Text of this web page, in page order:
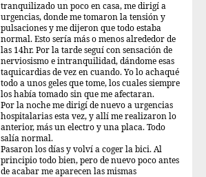
tranquilizado un poco en casa, me dirigí a
urgencias, donde me tomaron la tensión y
pulsaciones y me dijeron que todo estaba
normal. Esto sería más o menos alrededor de
las 14hr. Por la tarde seguí con sensación de
nerviosismo e intranquilidad, dándome esas
taquicardias de vez en cuando. Yo lo achaqué
todo a unos geles que tome, los cuales siempre
los había tomado sin que me afectaran.
Por la noche me dirigí de nuevo a urgencias
hospitalarias esta vez, y allí me realizaron lo
anterior, más un electro y una placa. Todo
salía normal.
Pasaron los días y volví a coger la bici. Al
principio todo bien, pero de nuevo poco antes
de acabar me aparecen las mismas